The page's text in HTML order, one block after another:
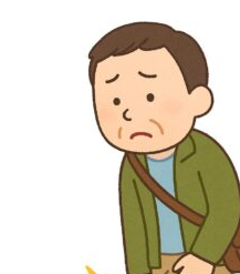
PRP治療
幹細胞培
慢性疼痛
ドクター
症例
よくある